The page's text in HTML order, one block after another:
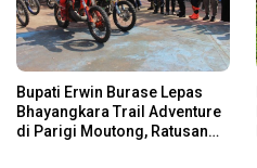
Bupati Erwin Burase Lepas
Bhayangkara Trail Adventure
di Parigi Moutong, Ratusan